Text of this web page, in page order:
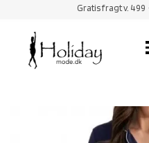
Gratis fragt v. 499